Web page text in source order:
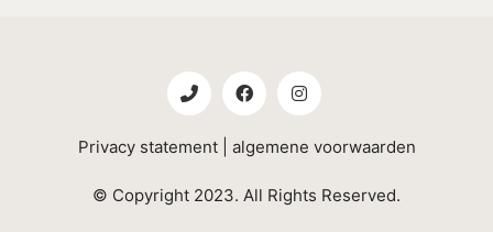
Privacy statement| algemene voorwaarden
© Copyright 2023. All Rights Reserved.